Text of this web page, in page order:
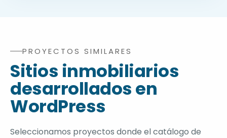
Proyectos relacionados con diseño web para
PROYECTOS SIMILARES
Sitios inmobiliarios
desarrollados en
WordPress
Seleccionamos proyectos donde el catálogo de